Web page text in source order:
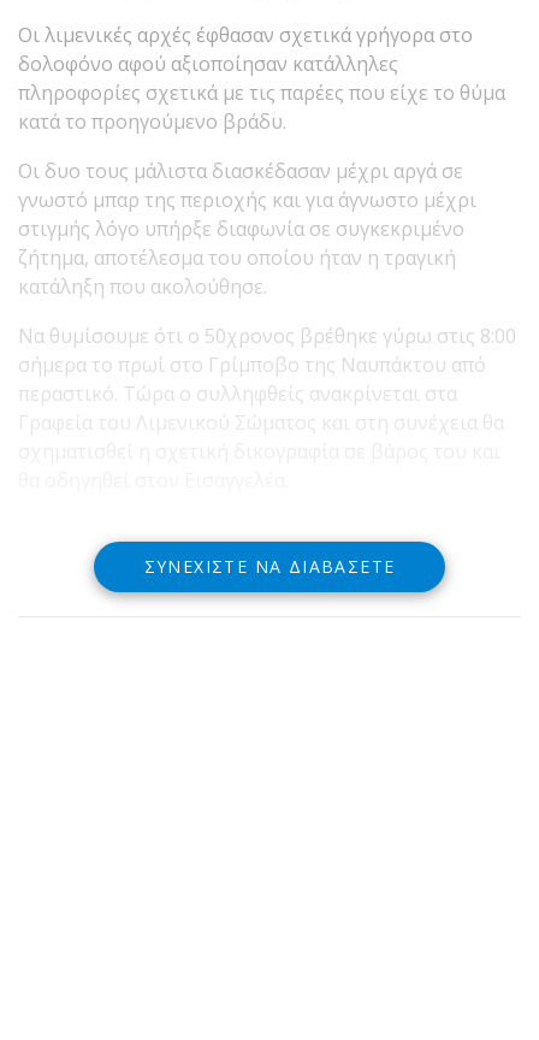
Οι λιμενικές αρχές έφθασαν σχετικά γρήγορα στο
δολοφόνο αφού αξιοποίησαν κατάλληλες
πληροφορίες σχετικά με τις παρέες που είχε το θύμα
κατά το προηγούμενο βράδυ.
Οι δυο τους μάλιστα διασκέδασαν μέχρι αργά σε
γνωστό μπαρ της περιοχής και για άγνωστο μέχρι
στιγμής λόγο υπήρξε διαφωνία σε συγκεκριμένο
ζήτημα, αποτέλεσμα του οποίου ήταν η τραγική
κατάληξη που ακολούθησε.
Να θυμίσουμε ότι ο 50χρονος βρέθηκε γύρω στις 8:00
σήμερα το πρωί στο Γρίμποβο της Ναυπάκτου από
περαστικό. Τώρα ο συλληφθείς ανακρίνεται στα
Γραφεία του Λιμενικού Σώματος και στη συνέχεια θα
ΣΥΝΕΧΊΣΤΕ ΝΑ ΔΙΑΒΆΣΕΤΕ